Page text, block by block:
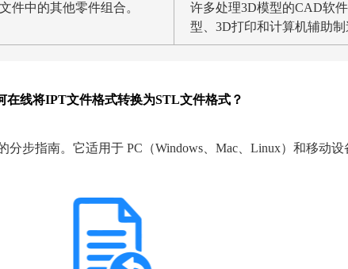
件中的其他零件组合。
许多处理3D模型的CAD软
型、3D打印和计算机辅助制
在线将IPT文件格式转换为STL文件格式？
步指南。它适用于 PC（Windows、Mac、Linux）和移动设